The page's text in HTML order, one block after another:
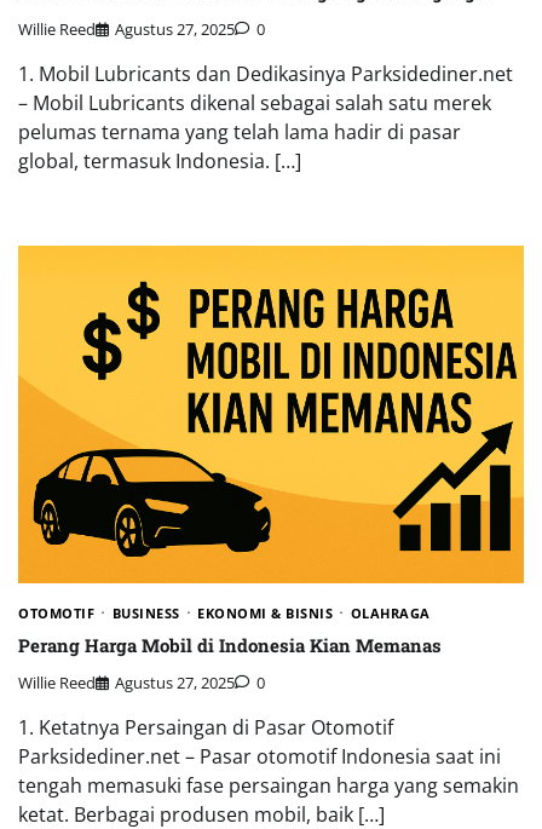
Willie Reed Agustus 27, 2025 0
1. Mobil Lubricants dan Dedikasinya Parksidediner.net
– Mobil Lubricants dikenal sebagai salah satu merek
pelumas ternama yang telah lama hadir di pasar
global, termasuk Indonesia. […]
OTOMOTIF BUSINESS EKONOMI & BISNIS OLAHRAGA
Perang Harga Mobil di Indonesia Kian Memanas
Willie Reed Agustus 27, 2025 0
1. Ketatnya Persaingan di Pasar Otomotif
Parksidediner.net – Pasar otomotif Indonesia saat ini
tengah memasuki fase persaingan harga yang semakin
ketat. Berbagai produsen mobil, baik […]